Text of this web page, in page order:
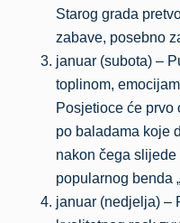
Starog grada
zabave, posebno
januar (subota) –
toplinom,
Posjetioce će prvo
po baladama koje
nakon čega
popularnog benda
januar (nedjelja) –